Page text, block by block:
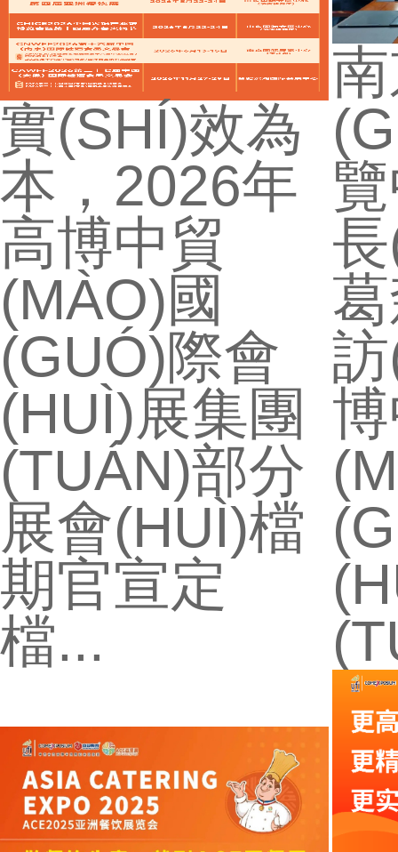
實(SHÍ)效為
本，2026年
高博中貿
(MÀO)國
(GUÓ)際會
(HUÌ)展集團
(TUÁN)部分
展會(HUÌ)檔
期官宣定
檔...